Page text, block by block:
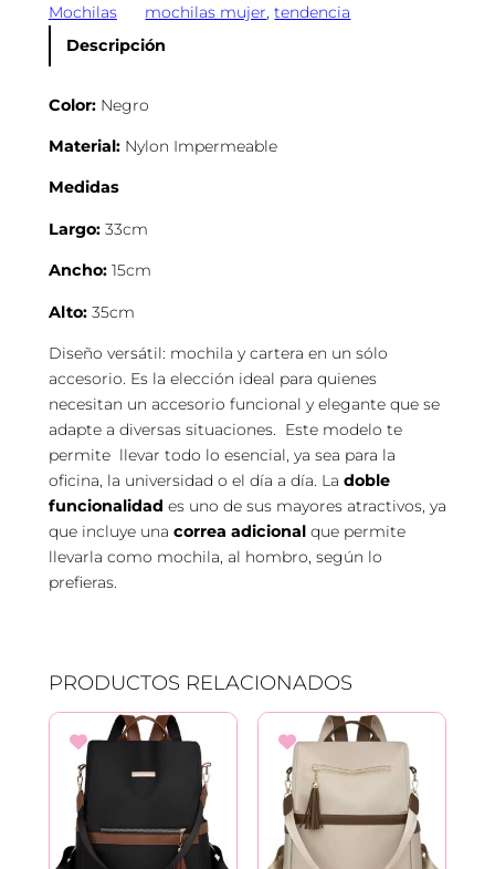
Mochilas
mochilas mujer, tendencia
Descripción
Color:Negro
Material:Nylon Impermeable
Medidas
Largo:33cm
Ancho:15cm
Alto:35cm
Diseño versátil: mochila y cartera en un sólo
accesorio. Es la elección ideal para quienes
necesitan un accesorio funcional y elegante que se
adapte a diversas situaciones. Este modelo te
permite llevar todo lo esencial, ya sea para la
oficina, la universidad o el día a día. La doble
funcionalidad es uno de sus mayores atractivos, ya
que incluye una correa adicionalque permite
llevarla como mochila, al hombro, según lo
prefieras.
PRODUCTOS RELACIONADOS